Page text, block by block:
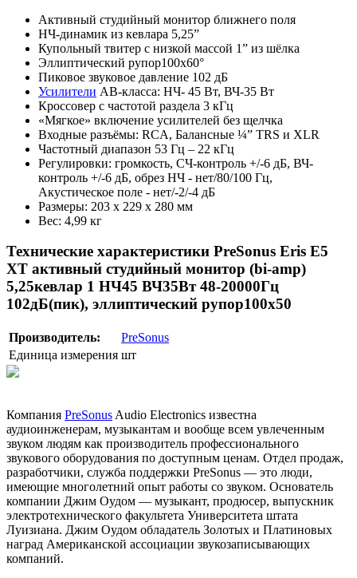
Активный студийный монитор ближнего поля
НЧ-динамик из кевлара 5,25”
Купольный твитер с низкой массой 1” из шёлка
Эллиптический рупор100х60°
Пиковое звуковое давление 102 дБ
Усилители АВ-класса: НЧ- 45 Вт, ВЧ-35 Вт
Кроссовер с частотой раздела 3 кГц
«Мягкое» включение усилителей без щелчка
Входные разъёмы: RCA, Балансные ¼” TRS и XLR
Частотный диапазон 53 Гц – 22 кГц
Регулировки: громкость, СЧ-контроль +/-6 дБ, ВЧ-
контроль +/-6 дБ, обрез НЧ - нет/80/100 Гц,
Акустическое поле - нет/-2/-4 дБ
Размеры: 203 x 229 x 280 мм
Вес: 4,99 кг
Технические характеристики PreSonus Eris E5
XT активный студийный монитор (bi-amp)
5,25кевлар 1 НЧ45 ВЧ35Вт 48-20000Гц
102дБ(пик), эллиптический рупор100х50
Производитель:
PreSonus
Единица измерения шт
Компания PreSonus Audio Electronics известна
аудиоинженерам, музыкантам и вообще всем увлеченным
звуком людям как производитель профессионального
звукового оборудования по доступным ценам. Отдел продаж,
разработчики, служба поддержки PreSonus — это люди,
имеющие многолетний опыт работы со звуком. Основатель
компании Джим Оудом — музыкант, продюсер, выпускник
электротехнического факультета Университета штата
Луизиана. Джим Оудом обладатель Золотых и Платиновых
наград Американской ассоциации звукозаписывающих
компаний.